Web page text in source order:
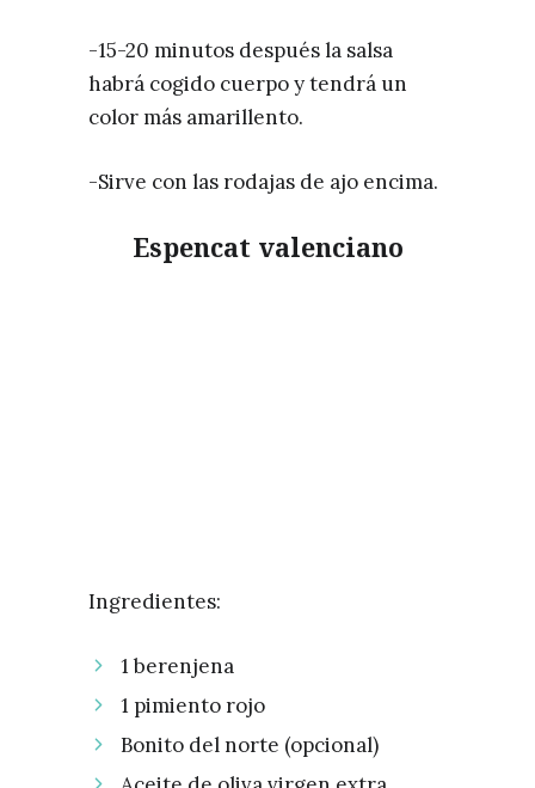
-15-20 minutos después la salsa
habrá cogido cuerpo y tendrá un
color más amarillento.
-Sirve con las rodajas de ajo encima.
Espencat valenciano
Ingredientes:
1 berenjena
1 pimiento rojo
Bonito del norte (opcional)